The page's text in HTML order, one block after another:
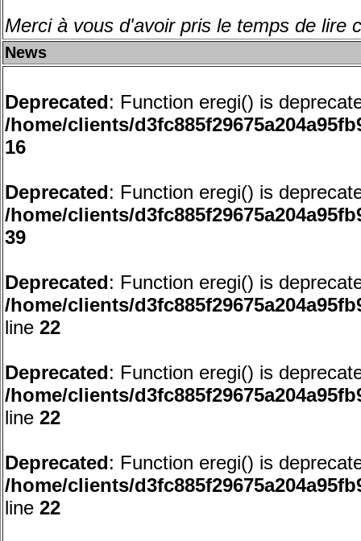
Merci à vous d'avoir pris le temps de lire
News
Deprecated: Function eregi() is
/home/clients/
16
Deprecated: Function eregi() is
/home/clients/
39
Deprecated: Function eregi() is
/home/clients/
line 22
Deprecated: Function eregi() is
/home/clients/
line 22
Deprecated: Function eregi() is
/home/clients/
line 22